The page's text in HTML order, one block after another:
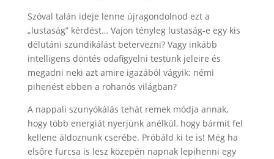
Szóval talán ideje lenne újragondolnod ezt a
„lustaság” kérdést… Vajon tényleg lustaság-e egy kis
délutáni szundikálást betervezni? Vagy inkább
intelligens döntés odafigyelni testünk jeleire és
megadni neki azt amire igazából vágyik: némi
pihenést ebben a rohanós világban?
A nappali szunyókálás tehát remek módja annak,
hogy több energiát nyerjünk anélkül, hogy bármit fel
kellene áldoznunk cserébe. Próbáld ki te is! Még ha
elsőre furcsa is lesz közepén napnak lepihenni egy